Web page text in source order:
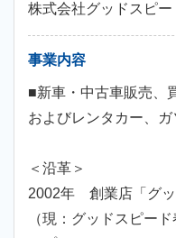
株式会社グッドスピー
事業内容
■新車・中古車販売、
およびレンタカー、
＜沿革＞
2002年 創業店「グ
（現：グッドスピー